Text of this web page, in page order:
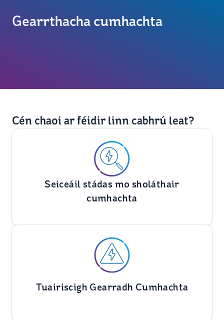
Gearrthacha cumhachta
Cén chaoi ar féidir linn cabhrú leat?
Seiceáil stádas mo sholáthair
cumhachta
Tuairiscigh Gearradh Cumhachta